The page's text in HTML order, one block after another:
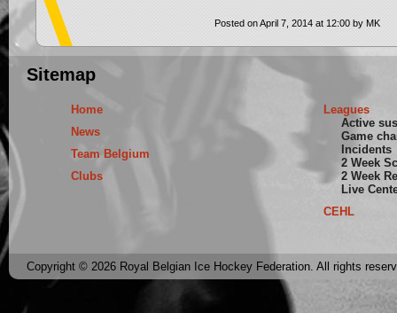
Posted on April 7, 2014 at 12:00 by MK
Sitemap
Home
News
Team Belgium
Clubs
Leagues
Active
Game
Incidents
2 Week
2 Week
Live
CEHL
Copyright © 2026 Royal Belgian Ice Hockey Federation. All rights